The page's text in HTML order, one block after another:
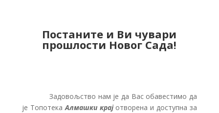
Постаните и Ви чувари
прошлости Новог Сада!
Задовољство нам је да Вас обавестимо да
је Топотека Алмашки крајотворена и доступна за